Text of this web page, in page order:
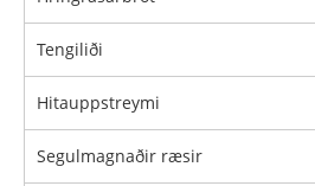
Tengiliði
Hitauppstreymi
Segulmagnaðir ræsir